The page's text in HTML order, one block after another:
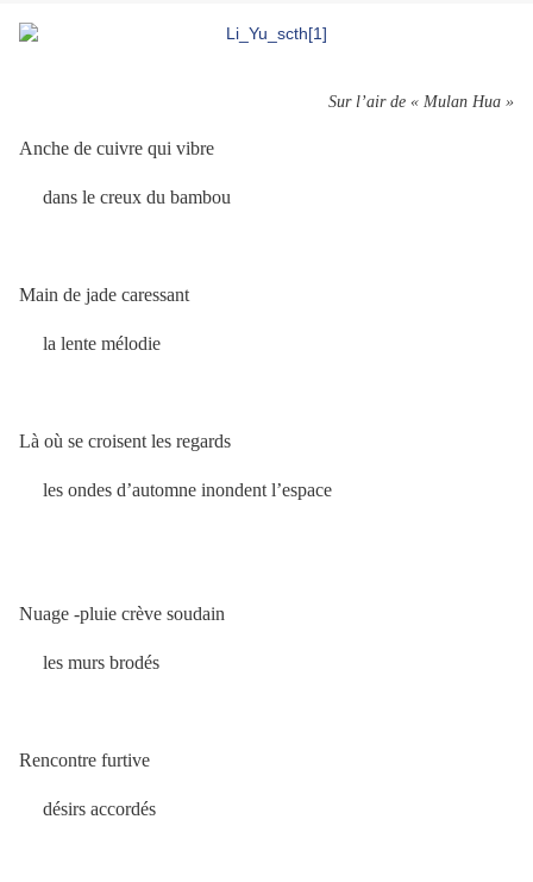
Sur l’air de « Mulan Hua »
Anche de cuivre qui vibre
dans le creux du bambou
Main de jade caressant
la lente mélodie
Là où se croisent les regards
les ondes d’automne inondent l’espace
Nuage -pluie crève soudain
les murs brodés
Rencontre furtive
désirs accordés